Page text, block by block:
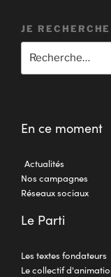
JE RECHERCHE
En ce moment
Actualités
Nos campagnes
Réseaux sociaux
Le Parti
Les textes fondateurs
Le collectif